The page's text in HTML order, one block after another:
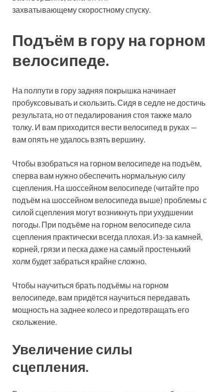
захватывающему скоростному спуску.
Подъём в гору на горном
велосипеде.
На полпути в гору задняя покрышка начинает
пробуксовывать и скользить. Сидя в седле не достичь
результата, но от педалирования стоя также мало
толку. И вам приходится вести велосипед в руках —
вам опять не удалось взять вершину.
Чтобы взобраться на горном велосипеде на подъём,
сперва вам нужно обеспечить нормальную силу
сцепления. На шоссейном велосипеде (читайте про
подъём на шоссейном велосипеда выше) проблемы с
силой сцепления могут возникнуть при ухудшении
погоды. При подъёме на горном велосипеде сила
сцепления практически всегда плохая. Из-за камней,
корней, грязи и песка даже на самый простенький
холм будет забраться крайне сложно.
Чтобы научиться брать подъёмы на горном
велосипеде, вам придётся научиться передавать
мощность на заднее колесо и предотвращать его
скольжение.
Увеличение силы
сцепления.